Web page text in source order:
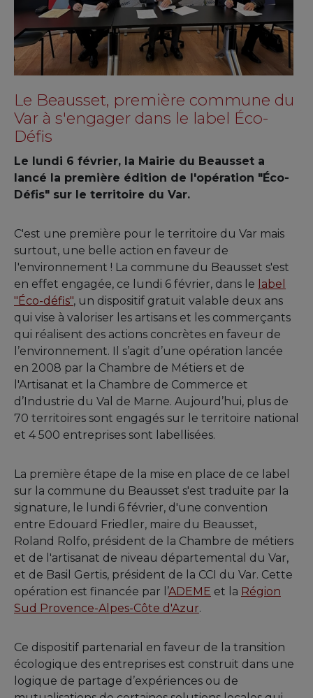
Le Beausset, première commune du
Var à s'engager dans le label Éco-
Défis
Le lundi 6 février, la Mairie du Beausset a
lancé la première édition de l'opération "Éco-
Défis" sur le territoire du Var.
C'est une première pour le territoire du Var mais
surtout, une belle action en faveur de
l'environnement ! La commune du Beausset s'est
en effet engagée, ce lundi 6 février, dans le label
"Éco-défis", un dispositif gratuit valable deux ans
qui vise à valoriser les artisans et les commerçants
qui réalisent des actions concrètes en faveur de
l’environnement. Il s’agit d’une opération lancée
en 2008 par la Chambre de Métiers et de
l'Artisanat et la Chambre de Commerce et
d’Industrie du Val de Marne. Aujourd’hui, plus de
70 territoires sont engagés sur le territoire national
et 4 500 entreprises sont labellisées.
La première étape de la mise en place de ce label
sur la commune du Beausset s'est traduite par la
signature, le lundi 6 février, d'une convention
entre Edouard Friedler, maire du Beausset,
Roland Rolfo, président de la Chambre de métiers
et de l'artisanat de niveau départemental du Var,
et de Basil Gertis, président de la CCI du Var. Cette
opération est financée par l’ADEME et la Région
Sud Provence-Alpes-Côte d'Azur.
Ce dispositif partenarial en faveur de la transition
écologique des entreprises est construit dans une
logique de partage d’expériences ou de